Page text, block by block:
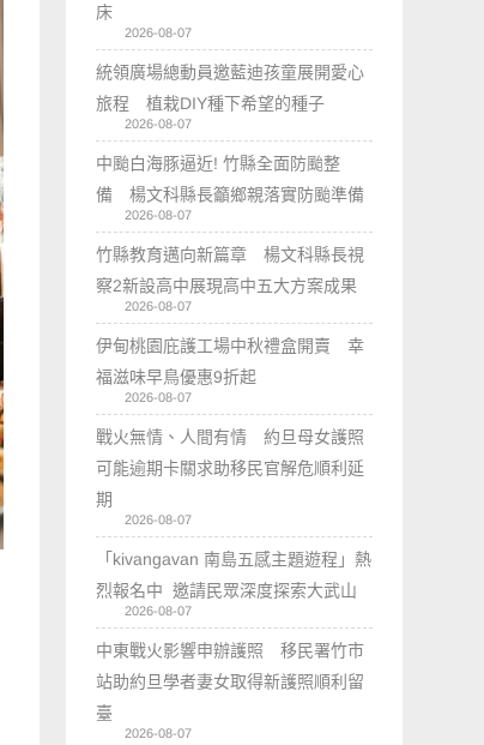
床
2026-08-07
統領廣場總動員邀藍迪孩童展開愛心
旅程 植栽DIY種下希望的種子
2026-08-07
中颱白海豚逼近! 竹縣全面防颱整
備 楊文科縣長籲鄉親落實防颱準備
2026-08-07
竹縣教育邁向新篇章 楊文科縣長視
察2新設高中展現高中五大方案成果
2026-08-07
伊甸桃園庇護工場中秋禮盒開賣 幸
福滋味早鳥優惠9折起
2026-08-07
戰火無情、人間有情 約旦母女護照
可能逾期卡關求助移民官解危順利延
期
2026-08-07
「kivangavan 南島五感主題遊程」熱
烈報名中 邀請民眾深度探索大武山
2026-08-07
中東戰火影響申辦護照 移民署竹市
站助約旦學者妻女取得新護照順利留
臺
2026-08-07